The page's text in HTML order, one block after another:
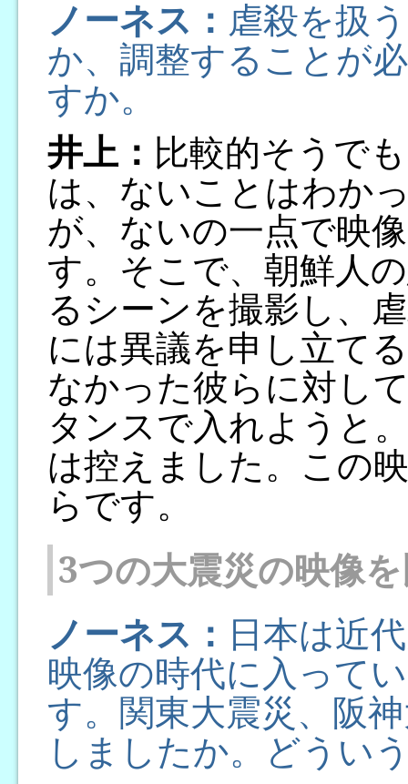
ノーネス： 虐殺を扱
か、調整することが
すか。
井上： 比較的そうで
は、ないことはわか
が、ないの一点で映
す。そこで、朝鮮人
るシーンを撮影し、
には異議を申し立て
なかった彼らに対し
タンスで入れようと
は控えました。この
らです。
3つの大震災の映像
ノーネス： 日本は近
映像の時代に入って
す。関東大震災、阪
しましたか。どうい